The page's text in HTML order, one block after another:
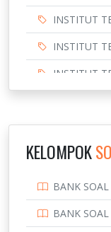
INSTITUT
INSTITUT
INSTITUT
NOVEMBER
KELOMPOK
BANK SOAL
BANK